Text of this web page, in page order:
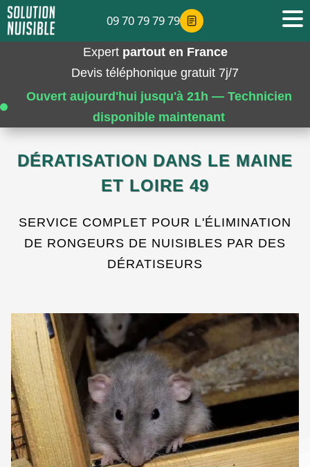
Expert partout en France
Devis téléphonique gratuit 7j/7
Ouvert aujourd'hui jusqu'à 21h — Technicien
disponible maintenant
DÉRATISATION DANS LE MAINE
ET LOIRE 49
SERVICE COMPLET POUR L'ÉLIMINATION
DE RONGEURS DE NUISIBLES PAR DES
DÉRATISEURS
09 70 79 79 79